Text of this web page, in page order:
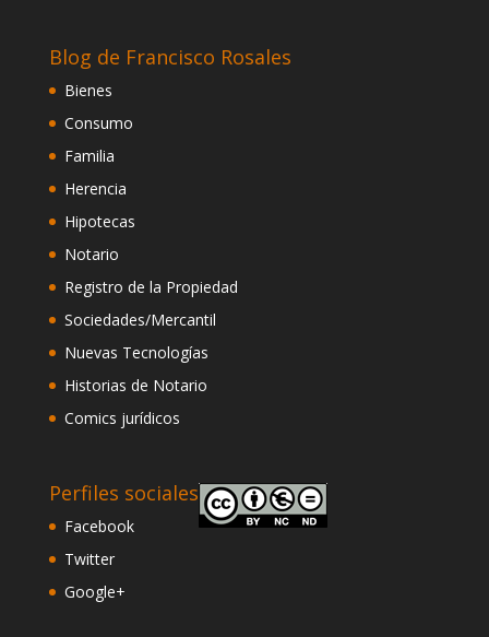
Blog de Francisco Rosales
Bienes
Consumo
Familia
Herencia
Hipotecas
Notario
Registro de la Propiedad
Sociedades/Mercantil
Nuevas Tecnologías
Historias de Notario
Comics jurídicos
Perfiles sociales
Facebook
Twitter
Google+